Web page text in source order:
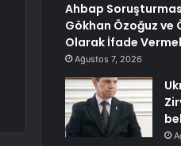
Ahbap
Gökhan Özoğuz ve
Olarak İfade
Ağustos 7, 2026